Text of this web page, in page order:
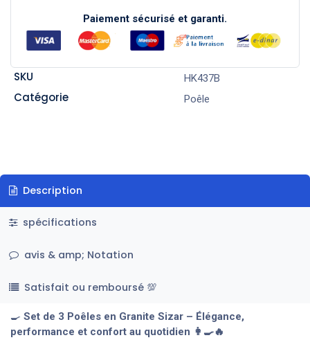
Paiement sécurisé et garanti.
SKU HK437B
Catégorie Poêle
Description
spécifications
avis & amp; Notation
Satisfait ou remboursé 💯
🍳 Set de 3 Poêles en Granite Sizar – Élégance,
performance et confort au quotidien 👩‍🍳🔥